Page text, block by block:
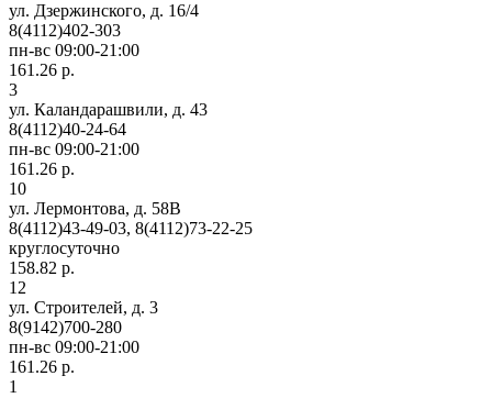
ул. Дзержинского, д. 16/4
8(4112)402-303
пн-вс 09:00-21:00
161.26 р.
3
ул. Каландарашвили, д. 43
8(4112)40-24-64
пн-вс 09:00-21:00
161.26 р.
10
ул. Лермонтова, д. 58В
8(4112)43-49-03, 8(4112)73-22-25
круглосуточно
158.82 р.
12
ул. Строителей, д. 3
8(9142)700-280
пн-вс 09:00-21:00
161.26 р.
1